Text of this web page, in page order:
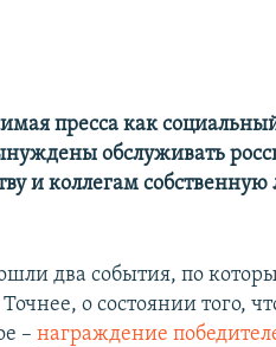
пресса как
обслуживать
и коллегам собственную
два события, по
о состоянии того,
–награждение